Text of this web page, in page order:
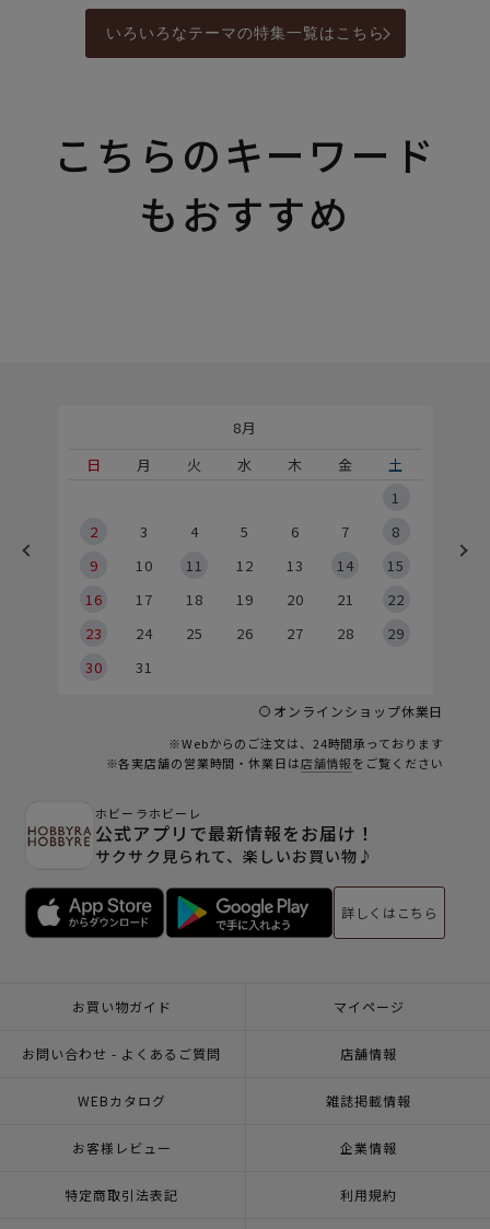
いろいろなテーマの特集一覧はこちら
こちらのキーワード
もおすすめ
8月
日
月 火 水 木 金
土
1
2
3 4 5 6 7
8
9
10 11 12 13 14
15
16
17 18 19 20 21
22
23
24 25 26 27 28
29
30
31
オンラインショップ休業日
※Webからのご注文は、24時間承っております
※各実店舗の営業時間・休業日は店舗情報をご覧ください
ホビーラホビーレ
公式アプリで最新情報をお届け！
サクサク見られて、楽しいお買い物♪
詳しくはこちら
お買い物ガイド マイページ
お問い合わせ - よくあるご質問 店舗情報
WEBカタログ 雑誌掲載情報
お客様レビュー 企業情報
特定商取引法表記 利用規約